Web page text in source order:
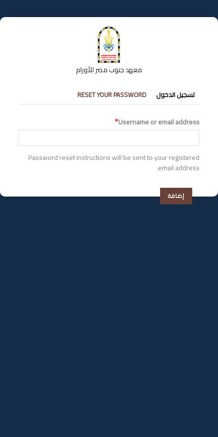
إلى
المحتوى
معهد جنوب مصر للأورام
التبويبات
الأساسية
تسجيل الدخول RESET YOUR PASSWORD
Username or email address
Password reset instructions will be sent to your registered
email address.